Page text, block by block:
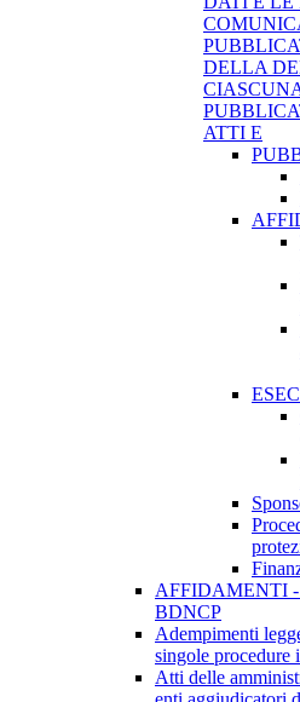
DELLA
ATTI E
AFFIDAMENTI
BDNCP
Adempimenti
singole procedure
Atti delle